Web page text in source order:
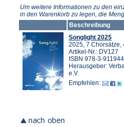
Um weitere Informationen zu den
in den Warenkorb zu legen, die
Beschreibung
Songlight 2025
2025, 7 Chorsätze,
Artikel-Nr.: DV127
ISBN 978-3-
Herausgeber:
e.V.
Empfehlen: